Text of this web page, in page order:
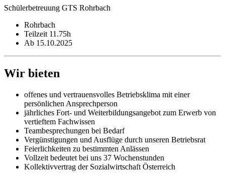
Schülerbetreuung GTS Rohrbach
Rohrbach
Teilzeit 11.75h
Ab 15.10.2025
Wir bieten
offenes und vertrauensvolles Betriebsklima mit einer
persönlichen Ansprechperson
jährliches Fort- und Weiterbildungsangebot zum Erwerb von
vertieftem Fachwissen
Teambesprechungen bei Bedarf
Vergünstigungen und Ausflüge durch unseren Betriebsrat
Feierlichkeiten zu bestimmten Anlässen
Vollzeit bedeutet bei uns 37 Wochenstunden
Kollektivvertrag der Sozialwirtschaft Österreich